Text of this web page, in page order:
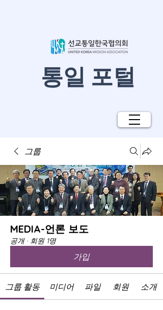
​통일 포털
그룹
MEDIA-언론 보도
공개 · 회원 1명
가입
그룹 활동 미디어 파일 회원 소개